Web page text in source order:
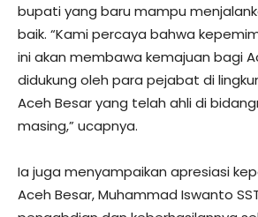
bupati yang baru mampu
baik. “Kami percaya bahwa
ini akan membawa kemajuan bagi
didukung oleh para pejabat di
Aceh Besar yang telah ahli di
masing,” ucapnya.
Ia juga menyampaikan apresiasi
Aceh Besar, Muhammad Iswanto